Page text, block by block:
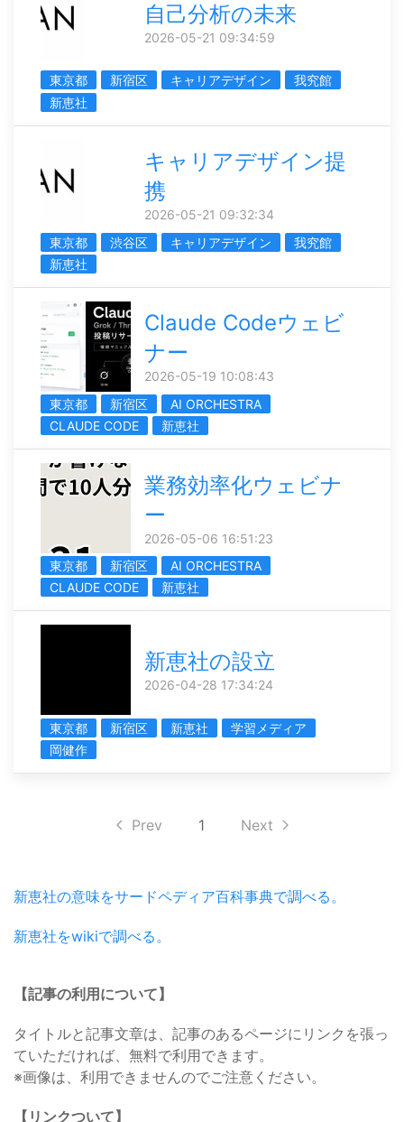
自己分析の未来
2026-05-21 09:34:59
東京都 新宿区 キャリアデザイン
我究館
新恵社
キャリアデザイン提
携
2026-05-21 09:32:34
東京都
渋谷区 キャリアデザイン
我究館
新恵社
Claude Codeウェビ
ナー
2026-05-19 10:08:43
東京都
新宿区
AI ORCHESTRA
CLAUDE CODE
新恵社
業務効率化ウェビナ
ー
2026-05-06 16:51:23
東京都
新宿区
AI ORCHESTRA
CLAUDE CODE
新恵社
新恵社の設立
2026-04-28 17:34:24
東京都 新宿区 新恵社
学習メディア
岡健作
Prev 1 Next
新恵社の意味をサードペディア百科事典で調べる。
新恵社をwikiで調べる。
【記事の利用について】
タイトルと記事文章は、記事のあるページにリンクを張っ
ていただければ、無料で利用できます。
※画像は、利用できませんのでご注意ください。
【リンクついて】